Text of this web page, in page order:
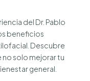
del Dr. Pablo
beneficios
Descubre
solo mejorar tu
general.